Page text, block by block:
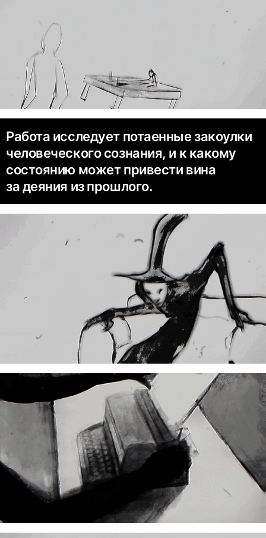
Работа исследует потаенные закоулки
человеческого сознания, и к какому
состоянию может привести вина
за деяния из прошлого.